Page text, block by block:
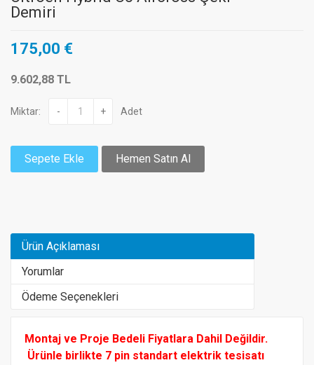
Demiri
175,00 €
9.602,88 TL
Miktar: - + Adet
Sepete Ekle Hemen Satın Al
Ürün Açıklaması
Yorumlar
Ödeme Seçenekleri
Montaj ve Proje Bedeli Fiyatlara Dahil Değildir.
Ürünle birlikte 7 pin standart elektrik tesisatı